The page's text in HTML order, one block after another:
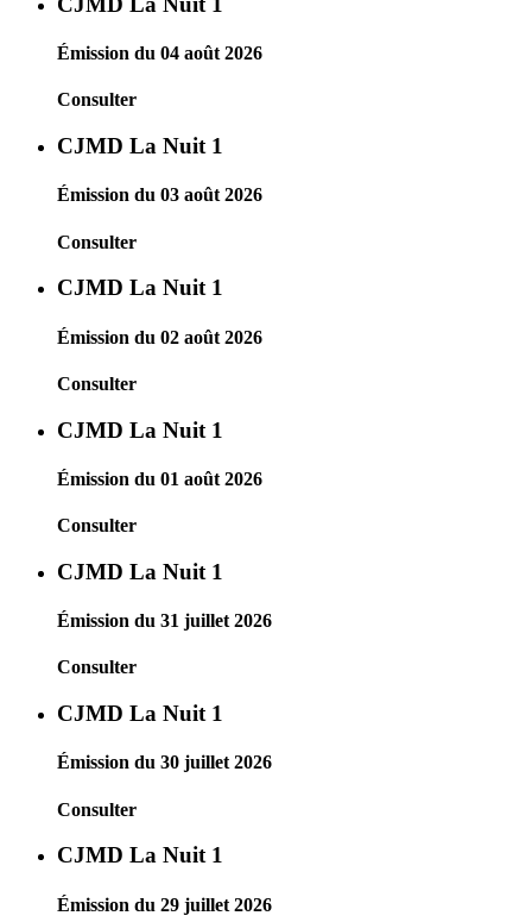
Émission du 04 août 2026
Consulter
CJMD La Nuit 1
Émission du 03 août 2026
Consulter
CJMD La Nuit 1
Émission du 02 août 2026
Consulter
CJMD La Nuit 1
Émission du 01 août 2026
Consulter
CJMD La Nuit 1
Émission du 31 juillet 2026
Consulter
CJMD La Nuit 1
Émission du 30 juillet 2026
Consulter
CJMD La Nuit 1
Émission du 29 juillet 2026